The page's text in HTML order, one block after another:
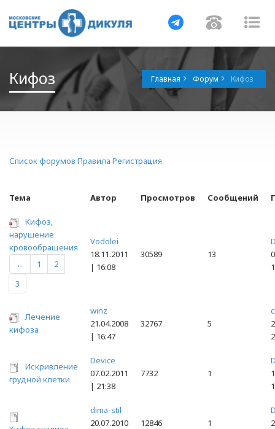
Навигация
Кифоз Главная Форум Кифоз
Список форумов Правила Регистрация
Тема Автор Просмотров Сообщений
Кифоз,
нарушение
кровообращения
←
1
2
3
Vodolei
18.11.2011
| 16:08
30589 13
Лечение
кифоза
winz
21.04.2008
| 16:47
32767 5
Искривление
грудной клетки
Device
07.02.2011
| 21:38
7732 1
dima-stil
20.07.2010
12846 1